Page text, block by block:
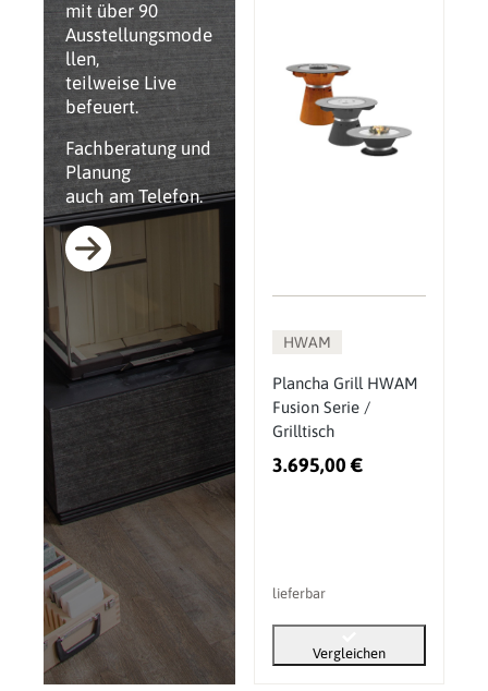
mit über 90
Ausstellungsmode
llen,
teilweise Live
befeuert.
Fachberatung und
Planung
auch am Telefon.
HWAM
Plancha Grill HWAM
Fusion Serie /
Grilltisch
3.695,00 €
lieferbar
Vergleichen